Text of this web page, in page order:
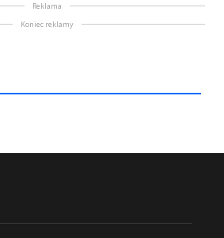
Reklama
Koniec reklamy